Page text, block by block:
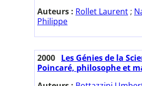
Auteurs : Rollet Laurent ;
Philippe
2000 Les Génies de la
Poincaré, philosophe et